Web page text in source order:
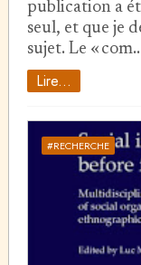
publication a
seul, et que je
sujet. Le «
Lire...
#RECHERCHE